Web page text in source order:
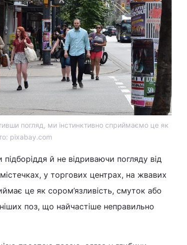
погляд, ми інстинктивно сприймаємо це як
pixabay.com
підборіддя й не відриваючи погляду від
у торгових центрах, на жвавих
це як сором’язливість, смуток або
поз, що найчастіше неправильно